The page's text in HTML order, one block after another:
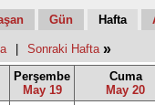
Gün Hafta
| Sonraki Hafta »
Perşembe
May 19
Cuma
May 20